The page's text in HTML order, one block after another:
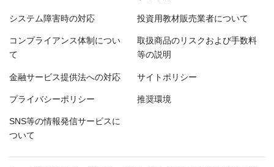
システム障害時の対応 投資用教材販売業者について
コンプライアンス体制につい
て
取扱商品のリスクおよび手数料
等の説明
金融サービス提供法への対応 サイトポリシー
プライバシーポリシー 推奨環境
SNS等の情報発信サービスに
ついて